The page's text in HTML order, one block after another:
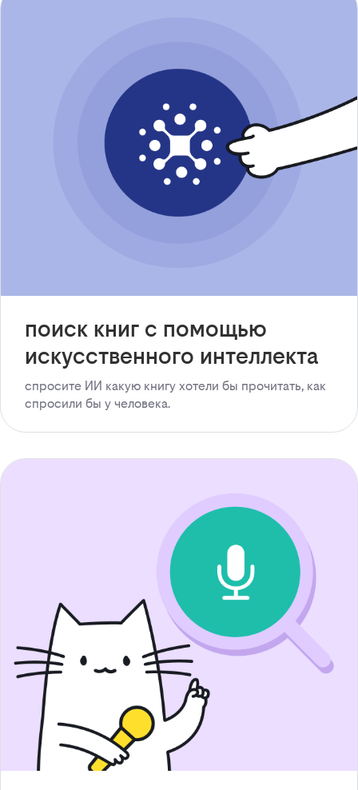
поиск книг с помощью
искусственного интеллекта
спросите ИИ какую книгу хотели бы прочитать, как
спросили бы у человека.